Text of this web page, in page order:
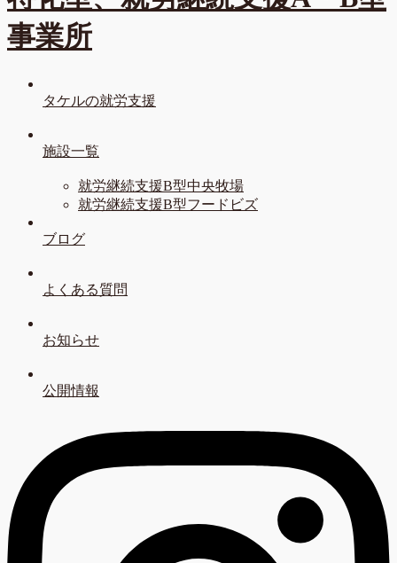
タケルの就労支援
施設一覧
就労継続支援B型中央牧場
就労継続支援B型フードビズ
ブログ
よくある質問
お知らせ
公開情報